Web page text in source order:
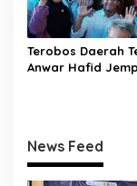
Terobos Daerah
Anwar Hafid
News Feed